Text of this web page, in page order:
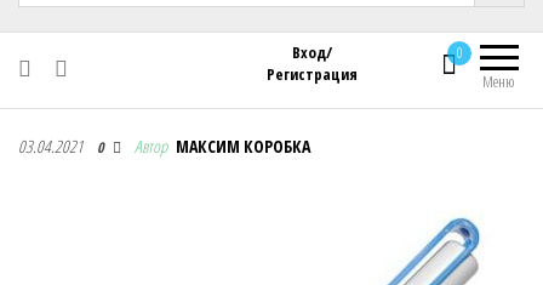
Меню
0
Вход/
Регистрация
Первая Украинская Сувенирная Компания
03.04.2021 0 Автор МАКСИМ КОРОБКА